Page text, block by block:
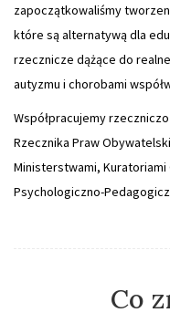
zapoczątkowaliśmy
które są alternatywą dla
rzecznicze dążące do
autyzmu i chorobami
Współpracujemy
Rzecznika Praw
Ministerstwami, Kuratoriami
Psychologiczno-
Co